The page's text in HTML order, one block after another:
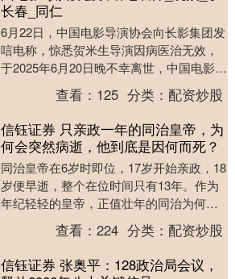
长春_同仁
6月22日，中国电影导演协会向长影集团发
唁电称，惊悉贺米生导演因病医治无效，
于2025年6月20日晚不幸离世，中国电影导
演协会全体同仁深感悲痛，谨向贺米生导
查看： 125 分类：配资炒股
信钰证券 只亲政一年的同治皇帝，为
何会突然病逝，他到底是因何而死？
同治皇帝在6岁时即位，17岁开始亲政，18
岁便早逝，整个在位时间只有13年。作为
年纪轻轻的皇帝，正值壮年的同治为何会
突然死于病重？而且，关于他死因的说法
众说纷纭....查看：224 分类：配资炒股
信钰证券 张奥平：128政治局会议，